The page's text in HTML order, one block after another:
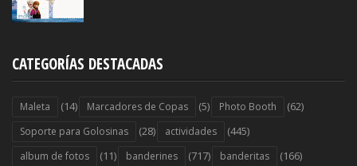
CATEGORÍAS DESTACADAS
Maleta (14) Marcadores de Copas (5) Photo Booth (62)
Soporte para Golosinas (28) actividades (445)
album de fotos (11) banderines (717) banderitas (166)